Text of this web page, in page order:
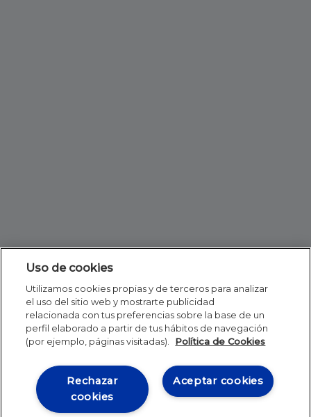
Uso de cookies
Utilizamos cookies propias y de terceros para analizar
el uso del sitio web y mostrarte publicidad
relacionada con tus preferencias sobre la base de un
perfil elaborado a partir de tus hábitos de navegación
(por ejemplo, páginas visitadas).
Política de Cookies
Aceptar cookies
Rechazar
cookies